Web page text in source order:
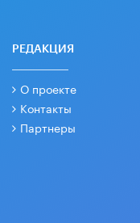
РЕДАКЦИЯ
О проекте
Контакты
Партнеры